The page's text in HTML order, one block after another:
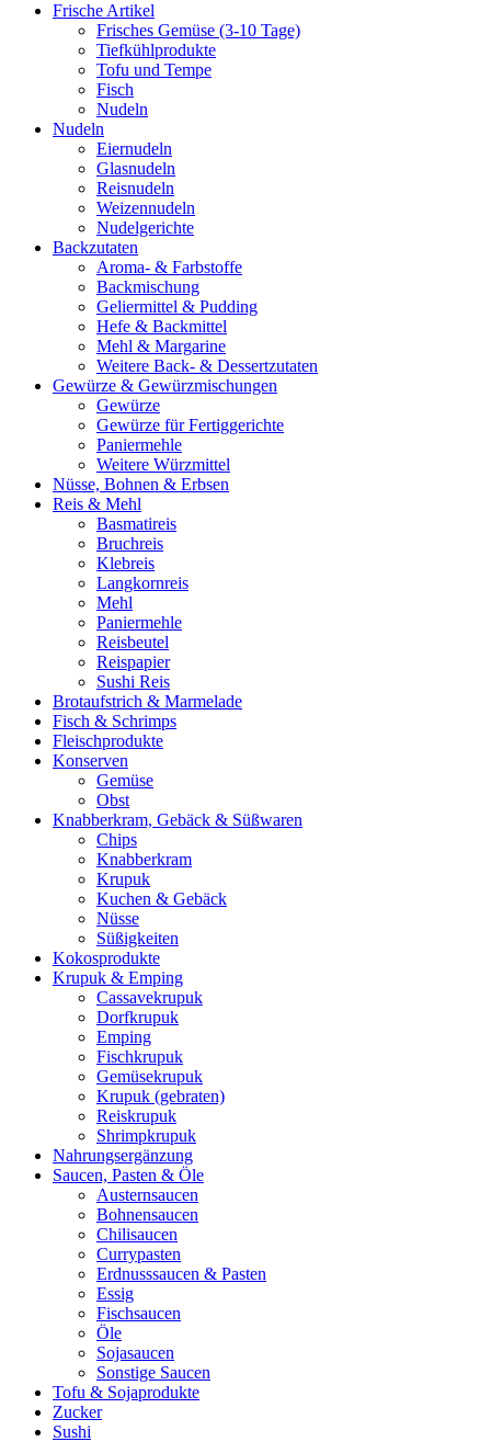
Frische Artikel
Frisches Gemüse (3-10 Tage)
Tiefkühlprodukte
Tofu und Tempe
Fisch
Nudeln
Nudeln
Eiernudeln
Glasnudeln
Reisnudeln
Weizennudeln
Nudelgerichte
Backzutaten
Aroma- & Farbstoffe
Backmischung
Geliermittel & Pudding
Hefe & Backmittel
Mehl & Margarine
Weitere Back- & Dessertzutaten
Gewürze & Gewürzmischungen
Gewürze
Gewürze für Fertiggerichte
Paniermehle
Weitere Würzmittel
Nüsse, Bohnen & Erbsen
Reis & Mehl
Basmatireis
Bruchreis
Klebreis
Langkornreis
Mehl
Paniermehle
Reisbeutel
Reispapier
Sushi Reis
Brotaufstrich & Marmelade
Fisch & Schrimps
Fleischprodukte
Konserven
Gemüse
Obst
Knabberkram, Gebäck & Süßwaren
Chips
Knabberkram
Krupuk
Kuchen & Gebäck
Nüsse
Süßigkeiten
Kokosprodukte
Krupuk & Emping
Cassavekrupuk
Dorfkrupuk
Emping
Fischkrupuk
Gemüsekrupuk
Krupuk (gebraten)
Reiskrupuk
Shrimpkrupuk
Nahrungsergänzung
Saucen, Pasten & Öle
Austernsaucen
Bohnensaucen
Chilisaucen
Currypasten
Erdnusssaucen & Pasten
Essig
Fischsaucen
Öle
Sojasaucen
Sonstige Saucen
Tofu & Sojaprodukte
Zucker
Sushi